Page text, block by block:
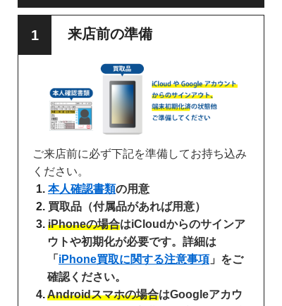
来店前の準備
ご来店前に必ず下記を準備してお持ち込み
ください。
本人確認書類の用意
買取品（付属品があれば用意）
iPhoneの場合はiCloudからのサインア
ウトや初期化が必要です。詳細は
「 iPhone買取に関する注意事項 」をご
確認ください。
Androidスマホの場合はGoogleアカウ